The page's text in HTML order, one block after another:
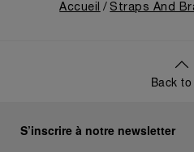
Accueil Straps And
Back
S’inscrire à notre newsletter